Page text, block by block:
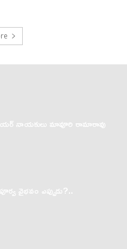
నాయకులు మావూరి రామారావు
వైభవం ఎప్పుడు?..